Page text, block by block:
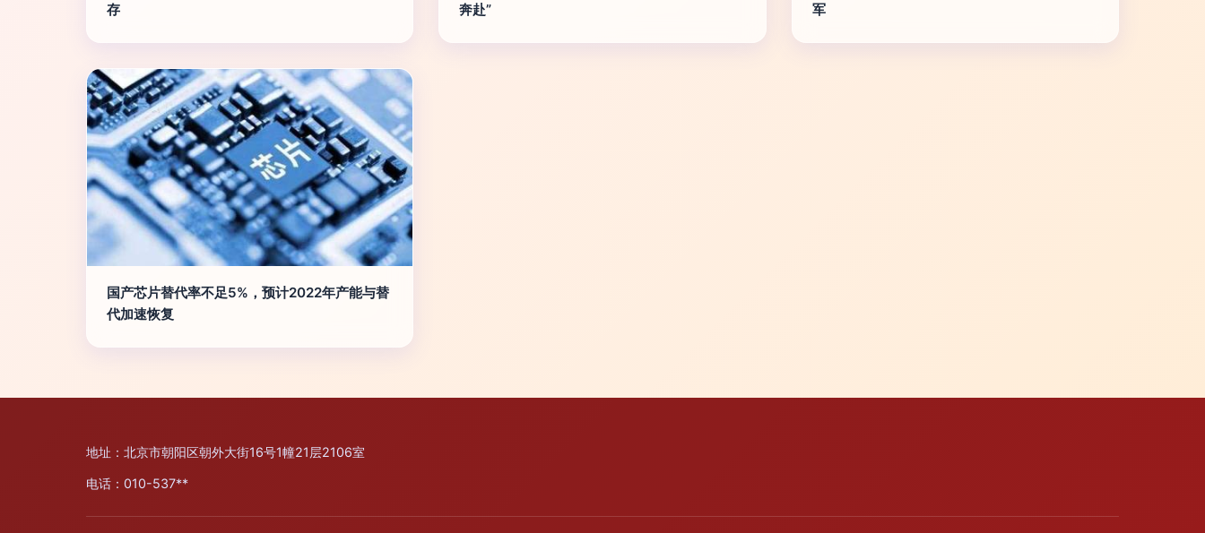
存
奔赴”
军
国产芯片替代率不足5%，预计2022年产能与替
代加速恢复
地址：北京市朝阳区朝外大街16号1幢21层2106室
电话：010-537**